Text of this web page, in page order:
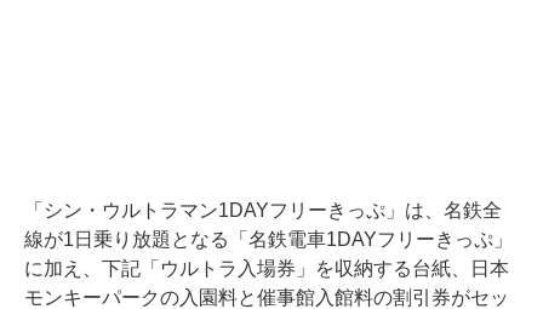
「シン・ウルトラマン1DAYフリーきっぷ」は、名鉄全
線が1日乗り放題となる「名鉄電車1DAYフリーきっぷ」
に加え、下記「ウルトラ入場券」を収納する台紙、日本
モンキーパークの入園料と催事館入館料の割引券がセッ